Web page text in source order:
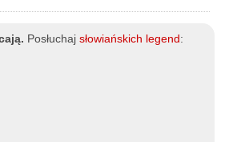
Posłuchajsłowiańskich legend :